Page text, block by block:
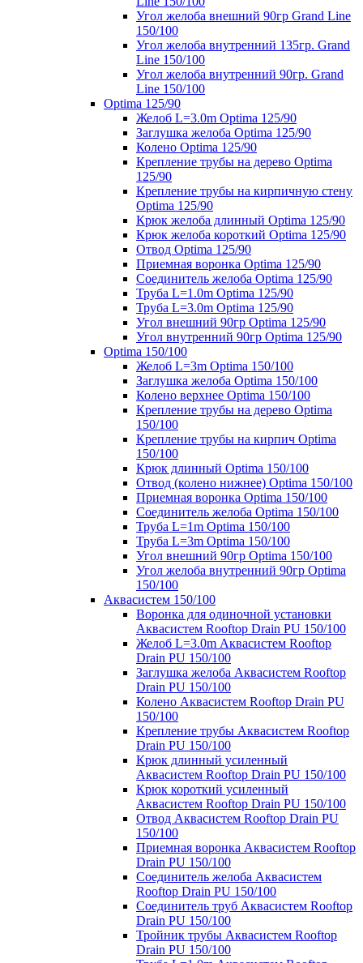
Угол желоба внешний 90гр Grand Line
150/100
Угол желоба внутренний 135гр. Grand
Line 150/100
Угол желоба внутренний 90гр. Grand
Line 150/100
Optima 125/90
Желоб L=3.0m Optima 125/90
Заглушка желоба Optima 125/90
Колено Optima 125/90
Крепление трубы на дерево Optima
125/90
Крепление трубы на кирпичную стену
Optima 125/90
Крюк желоба длинный Optima 125/90
Крюк желоба короткий Optima 125/90
Отвод Optima 125/90
Приемная воронка Optima 125/90
Соединитель желоба Optima 125/90
Труба L=1.0m Optima 125/90
Труба L=3.0m Optima 125/90
Угол внешний 90гр Optima 125/90
Угол внутренний 90гр Optima 125/90
Optima 150/100
Желоб L=3m Optima 150/100
Заглушка желоба Optima 150/100
Колено верхнее Optima 150/100
Крепление трубы на дерево Optima
150/100
Крепление трубы на кирпич Optima
150/100
Крюк длинный Optima 150/100
Отвод (колено нижнее) Optima 150/100
Приемная воронка Optima 150/100
Соединитель желоба Optima 150/100
Труба L=1m Optima 150/100
Труба L=3m Optima 150/100
Угол внешний 90гр Optima 150/100
Угол желоба внутренний 90гр Optima
150/100
Аквасистем 150/100
Воронка для одиночной установки
Аквасистем Rooftop Drain PU 150/100
Желоб L=3.0m Аквасистем Rooftop
Drain PU 150/100
Заглушка желоба Аквасистем Rooftop
Drain PU 150/100
Колено Аквасистем Rooftop Drain PU
150/100
Крепление трубы Аквасистем Rooftop
Drain PU 150/100
Крюк длинный усиленный
Аквасистем Rooftop Drain PU 150/100
Крюк короткий усиленный
Аквасистем Rooftop Drain PU 150/100
Отвод Аквасистем Rooftop Drain PU
150/100
Приемная воронка Аквасистем Rooftop
Drain PU 150/100
Соединитель желоба Аквасистем
Rooftop Drain PU 150/100
Соединитель труб Аквасистем Rooftop
Drain PU 150/100
Тройник трубы Аквасистем Rooftop
Drain PU 150/100